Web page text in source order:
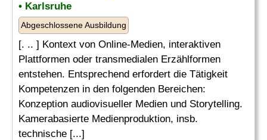
• Karlsruhe
Abgeschlossene Ausbildung
[. .. ] Kontext von Online-Medien, interaktiven
Plattformen oder transmedialen Erzählformen
entstehen. Entsprechend erfordert die Tätigkeit
Kompetenzen in den folgenden Bereichen:
Konzeption audiovisueller Medien und Storytelling.
Kamerabasierte Medienproduktion, insb.
technische [...]